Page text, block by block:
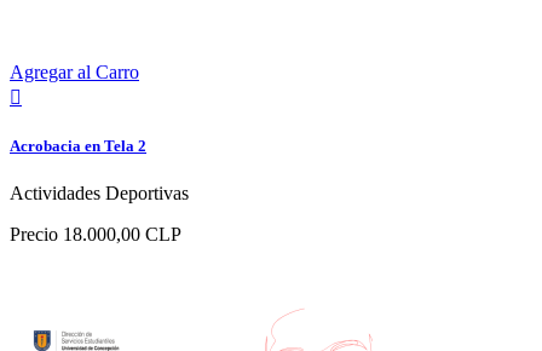
Agregar al Carro

Acrobacia en Tela 2
Actividades Deportivas
Precio 18.000,00 CLP